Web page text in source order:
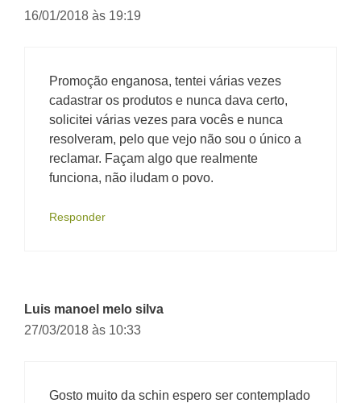
16/01/2018 às 19:19
Promoção enganosa, tentei várias vezes
cadastrar os produtos e nunca dava certo,
solicitei várias vezes para vocês e nunca
resolveram, pelo que vejo não sou o único a
reclamar. Façam algo que realmente
funciona, não iludam o povo.
Responder
Luis manoel melo silva
27/03/2018 às 10:33
Gosto muito da schin espero ser contemplado